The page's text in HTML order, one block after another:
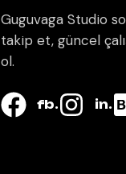
Guguvaga Studio
takip et, güncel
ol.
fb. in.